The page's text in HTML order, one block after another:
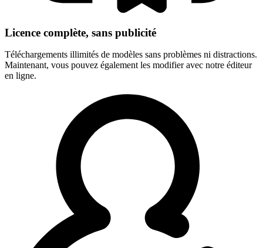
Licence complète, sans publicité
Téléchargements illimités de modèles sans problèmes ni distractions.
Maintenant, vous pouvez également les modifier avec notre éditeur
en ligne.